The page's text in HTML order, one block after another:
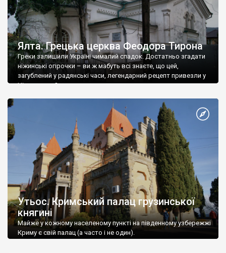
Ялта. Грецька церква Феодора Тирона
Греки залишили Україні чималий спадок. Достатньо згадати
ніжинські огірочки – ви ж мабуть всі знаєте, що цей,
загублений у радянські часи, легендарний рецепт привезли у
Ніжин греки?
Утьос. Кримський палац грузинської
княгині
Майже у кожному населеному пункті на південному узбережжі
Криму є свій палац (а часто і не один).